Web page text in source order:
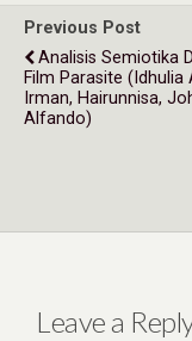
Previous Post
Analisis Semiotika
Film Parasite (Idhulia
Irman, Hairunnisa,
Alfando)
Leave a